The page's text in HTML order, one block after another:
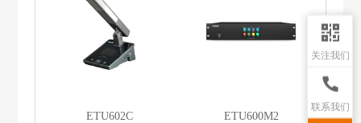
ETU602C ETU600M2
关注我们
联系我们